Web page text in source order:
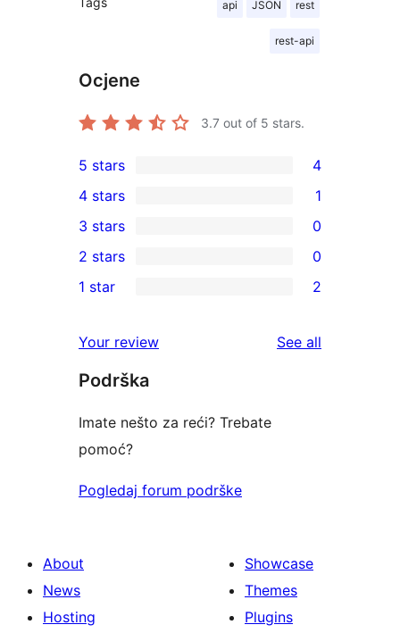
api JSON rest
rest-api
Ocjene
3.7 out of 5 stars.
4
5-
star
reviews
5 stars 4
4-
star
review
4 stars 1
0
3-
star
3 stars 0
2-
reviews
2 stars 0
star
reviews
1 star 2
Your review See all
Podrška
Imate nešto za reći? Trebate
pomoć?
Pogledaj forum podrške
About
News
Hosting
Showcase
Themes
Plugins